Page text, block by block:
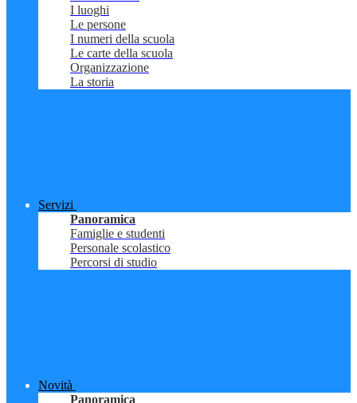
I luoghi
Le persone
I numeri della scuola
Le carte della scuola
Organizzazione
La storia
Servizi
Panoramica
Famiglie e studenti
Personale scolastico
Percorsi di studio
Novità
Panoramica